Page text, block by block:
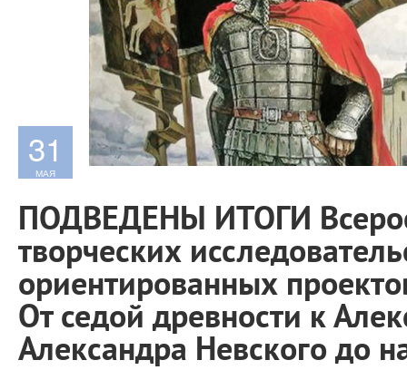
31
МАЯ
ПОДВЕДЕНЫ ИТОГИ
творческих
ориентированных
От седой древности к
Александра Невского до